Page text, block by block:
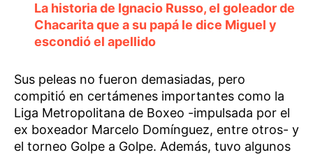
La historia de Ignacio Russo, el goleador de
Chacarita que a su papá le dice Miguel y
escondió el apellido
Sus peleas no fueron demasiadas, pero
compitió en certámenes importantes como la
Liga Metropolitana de Boxeo -impulsada por el
ex boxeador Marcelo Domínguez, entre otros- y
el torneo Golpe a Golpe. Además, tuvo algunos